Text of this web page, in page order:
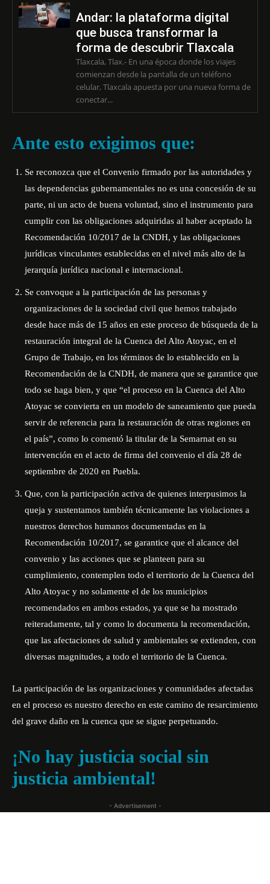
Andar: la plataforma digital
que busca transformar la
forma de descubrir Tlaxcala
Tlaxcala, Tlax.- En una época donde los viajes
comienzan desde la pantalla de un teléfono
celular, Tlaxcala apuesta por una nueva forma de
conectar...
Ante esto exigimos que:
Se reconozca que el Convenio firmado por las autoridades y
las dependencias gubernamentales no es una concesión de su
parte, ni un acto de buena voluntad, sino el instrumento para
cumplir con las obligaciones adquiridas al haber aceptado la
Recomendación 10/2017 de la CNDH, y las obligaciones
jurídicas vinculantes establecidas en el nivel más alto de la
jerarquía jurídica nacional e internacional.
Se convoque a la participación de las personas y
organizaciones de la sociedad civil que hemos trabajado
desde hace más de 15 años en este proceso de búsqueda de la
restauración integral de la Cuenca del Alto Atoyac, en el
Grupo de Trabajo, en los términos de lo establecido en la
Recomendación de la CNDH, de manera que se garantice que
todo se haga bien, y que “el proceso en la Cuenca del Alto
Atoyac se convierta en un modelo de saneamiento que pueda
servir de referencia para la restauración de otras regiones en
el país”, como lo comentó la titular de la Semarnat en su
intervención en el acto de firma del convenio el día 28 de
septiembre de 2020 en Puebla.
Que, con la participación activa de quienes interpusimos la
queja y sustentamos también técnicamente las violaciones a
nuestros derechos humanos documentadas en la
Recomendación 10/2017, se garantice que el alcance del
convenio y las acciones que se planteen para su
cumplimiento, contemplen todo el territorio de la Cuenca del
Alto Atoyac y no solamente el de los municipios
recomendados en ambos estados, ya que se ha mostrado
reiteradamente, tal y como lo documenta la recomendación,
que las afectaciones de salud y ambientales se extienden, con
diversas magnitudes, a todo el territorio de la Cuenca.
La participación de las organizaciones y comunidades afectadas
en el proceso es nuestro derecho en este camino de resarcimiento
del grave daño en la cuenca que se sigue perpetuando.
¡No hay justicia social sin
justicia ambiental!
- Advertisement -